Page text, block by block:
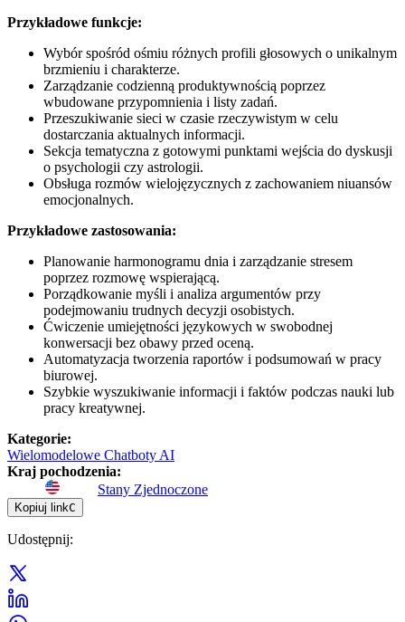
Przykładowe funkcje:
Wybór spośród ośmiu różnych profili głosowych o unikalnym
brzmieniu i charakterze.
Zarządzanie codzienną produktywnością poprzez
wbudowane przypomnienia i listy zadań.
Przeszukiwanie sieci w czasie rzeczywistym w celu
dostarczania aktualnych informacji.
Sekcja tematyczna z gotowymi punktami wejścia do dyskusji
o psychologii czy astrologii.
Obsługa rozmów wielojęzycznych z zachowaniem niuansów
emocjonalnych.
Przykładowe zastosowania:
Planowanie harmonogramu dnia i zarządzanie stresem
poprzez rozmowę wspierającą.
Porządkowanie myśli i analiza argumentów przy
podejmowaniu trudnych decyzji osobistych.
Ćwiczenie umiejętności językowych w swobodnej
konwersacji bez obawy przed oceną.
Automatyzacja tworzenia raportów i podsumowań w pracy
biurowej.
Szybkie wyszukiwanie informacji i faktów podczas nauki lub
pracy kreatywnej.
Kategorie:
Wielomodelowe Chatboty AI
Kraj pochodzenia:
Stany Zjednoczone
Kopiuj linkC
Udostępnij: